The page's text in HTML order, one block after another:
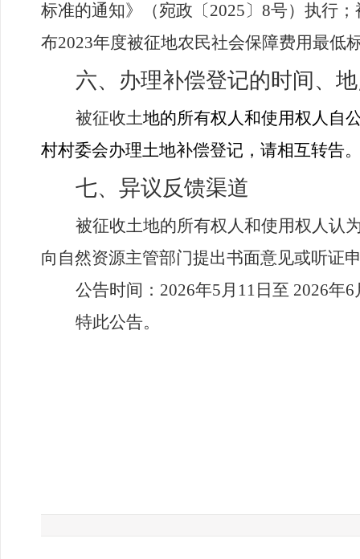
标准的通知》（宛政〔2025〕 8号）执行
布2023年度被征地农民社会保障费用最低
六、办理补偿登记的时间、
被征收土地的所有权人和使用权人自
村村委会办理土地补偿登记，请相互转告
七、异议反馈渠道
被征收土地的所有权人和使用权人认
向自然资源主管部门提出书面意见或听证
公告时间： 2026年5月 11 日至 2026年6
特此公告。